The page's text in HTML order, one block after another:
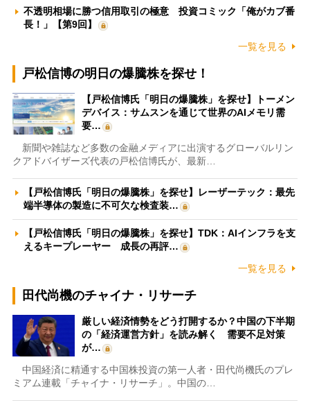
不透明相場に勝つ信用取引の極意 投資コミック「俺がカブ番
長！」【第9回】
一覧を見る
戸松信博の明日の爆騰株を探せ！
【戸松信博氏「明日の爆騰株」を探せ】トーメン
デバイス：サムスンを通じて世界のAIメモリ需
要…
新聞や雑誌など多数の金融メディアに出演するグローバルリン
クアドバイザーズ代表の戸松信博氏が、最新…
【戸松信博氏「明日の爆騰株」を探せ】レーザーテック：最先
端半導体の製造に不可欠な検査装…
【戸松信博氏「明日の爆騰株」を探せ】TDK：AIインフラを支
えるキープレーヤー 成長の再評…
一覧を見る
田代尚機のチャイナ・リサーチ
厳しい経済情勢をどう打開するか？中国の下半期
の「経済運営方針」を読み解く 需要不足対策
が…
中国経済に精通する中国株投資の第一人者・田代尚機氏のプレ
ミアム連載「チャイナ・リサーチ」。中国の…